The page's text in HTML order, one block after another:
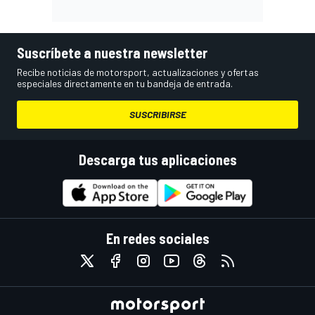
Suscríbete a nuestra newsletter
Recibe noticias de motorsport, actualizaciones y ofertas
especiales directamente en tu bandeja de entrada.
SUSCRIBIRSE
Descarga tus aplicaciones
En redes sociales